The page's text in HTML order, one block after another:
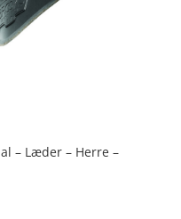
– Læder – Herre –